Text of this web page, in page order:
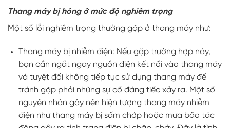
Thang máy bị hỏng ở mức độ nghiêm trọng
Một số lỗi nghiêm trọng thường gặp ở thang máy như:
Thang máy bị nhiễm điện: Nếu gặp trường hợp này,
bạn cần ngắt ngay nguồn điện kết nối vào thang máy
và tuyệt đối không tiếp tục sử dụng thang máy để
tránh gặp phải những sự cố đáng tiếc xảy ra. Một số
nguyên nhân gây nên hiện tượng thang máy nhiễm
điện như thang máy bị sấm chớp hoặc mưa bão tác